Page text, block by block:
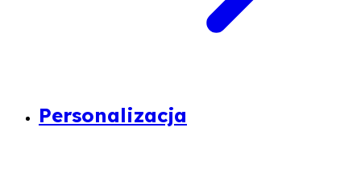
Personalizacja